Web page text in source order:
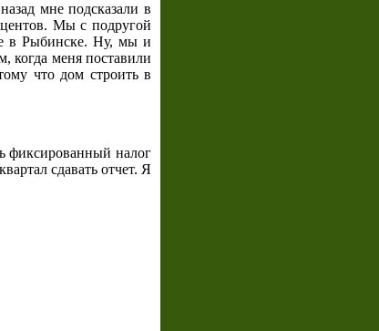
мне подсказали в
Мы с подругой
в Рыбинске. Ну, мы и
когда меня поставили
что дом строить в
фиксированный налог
сдавать отчет. Я